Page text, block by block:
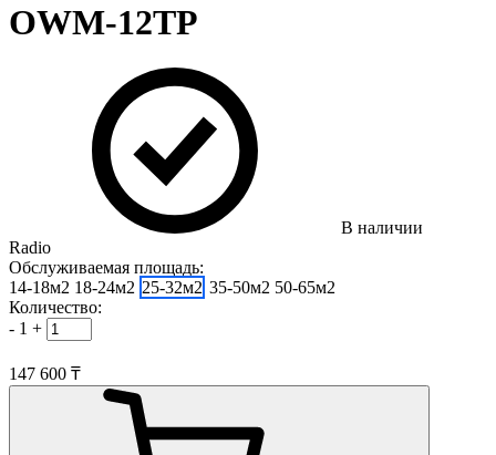
OWM-12TP
В наличии
Radio
Обслуживаемая площадь:
14-18м2 18-24м2 25-32м2 35-50м2 50-65м2
Количество:
- 1 +
147 600 ₸